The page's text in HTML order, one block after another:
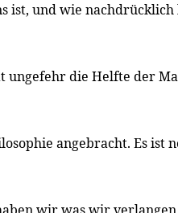
ist, und wie
ungefehr die Helfte der
angebracht. Es ist